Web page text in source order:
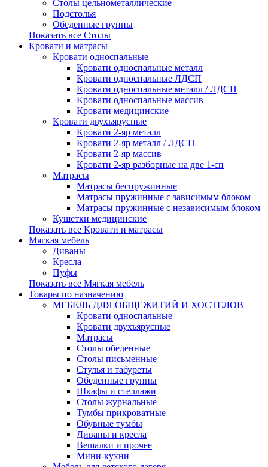
Столы цельнометаллические
Подстолья
Обеденные группы
Показать все Столы
Кровати и матрасы
Кровати односпальные
Кровати односпальные металл
Кровати односпальные ЛДСП
Кровати односпальные металл / ЛДСП
Кровати односпальные массив
Кровати медицинские
Кровати двухъярусные
Кровати 2-яр металл
Кровати 2-яр металл / ЛДСП
Кровати 2-яр массив
Кровати 2-яр разборные на две 1-сп
Матрасы
Матрасы беспружинные
Матрасы пружинные с зависимым блоком
Матрасы пружинные с независимым блоком
Кушетки медицинские
Показать все Кровати и матрасы
Мягкая мебель
Диваны
Кресла
Пуфы
Показать все Мягкая мебель
Товары по назначению
МЕБЕЛЬ ДЛЯ ОБЩЕЖИТИЙ И ХОСТЕЛОВ
Кровати односпальные
Кровати двухъярусные
Матрасы
Столы обеденные
Столы письменные
Стулья и табуреты
Обеденные группы
Шкафы и стеллажи
Столы журнальные
Тумбы прикроватные
Обувные тумбы
Диваны и кресла
Вешалки и прочее
Мини-кухни